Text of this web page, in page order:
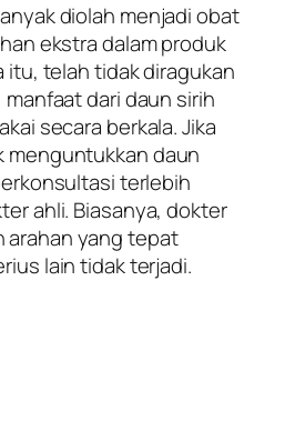
diolah menjadi obat
ekstra dalam produk
itu, telah tidak diragukan
dari daun sirih
secara berkala. Jika
menguntukkan daun
terlebih
ahli. Biasanya, dokter
arahan yang tepat
lain tidak terjadi.